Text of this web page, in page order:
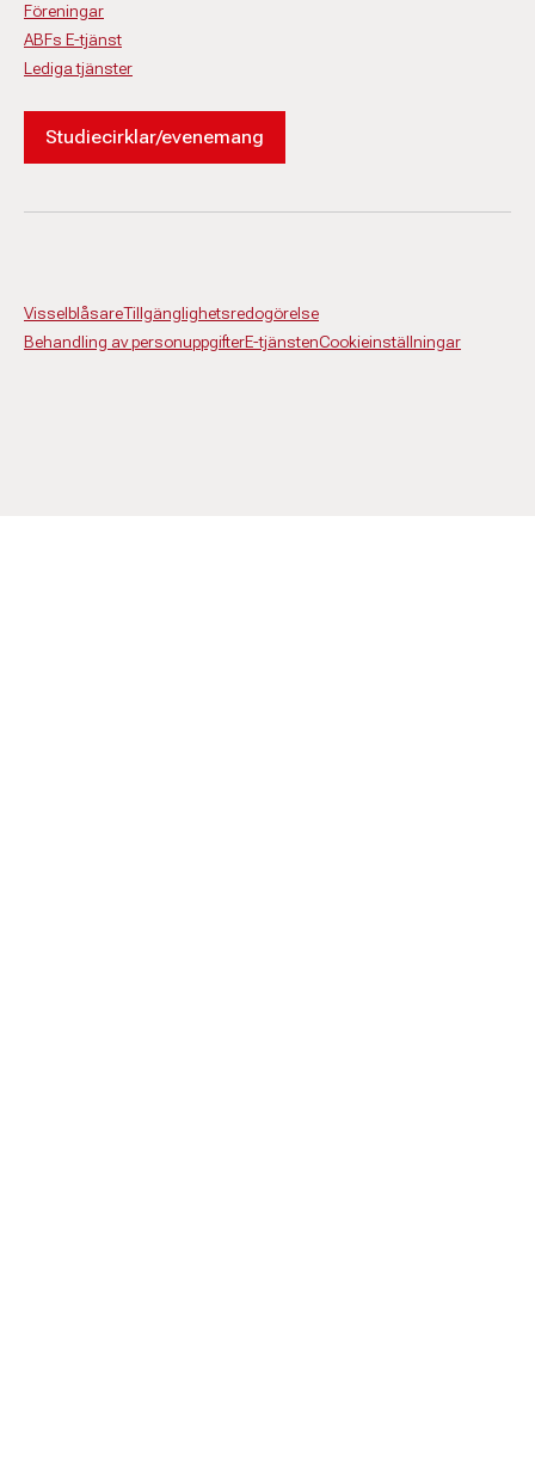
Föreningar
ABFs E-tjänst
Lediga tjänster
Studiecirklar/evenemang
VisselblåsareTillgänglighetsredogörelse
Behandling av personuppgifterE-tjänstenCookieinställningar